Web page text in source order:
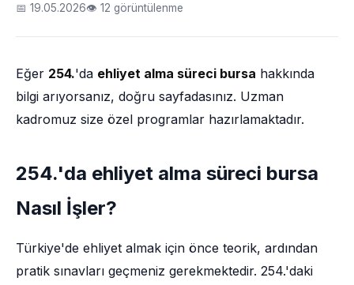
📅 19.05.2026👁 12 görüntülenme
Eğer 254.'da ehliyet alma süreci bursa hakkında
bilgi arıyorsanız, doğru sayfadasınız. Uzman
kadromuz size özel programlar hazırlamaktadır.
254.'da ehliyet alma süreci bursa
Nasıl İşler?
Türkiye'de ehliyet almak için önce teorik, ardından
pratik sınavları geçmeniz gerekmektedir. 254.'daki